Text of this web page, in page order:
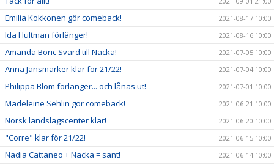
Emilia Kokkonen gör comeback! 2021-08-17 10:00
Ida Hultman förlänger! 2021-08-16 10:00
Amanda Boric Svärd till Nacka! 2021-07-05 10:00
Anna Jansmarker klar för 21/22! 2021-07-04 10:00
Philippa Blom förlänger... och lånas ut! 2021-07-01 10:00
Madeleine Sehlin gör comeback! 2021-06-21 10:00
Norsk landslagscenter klar! 2021-06-20 10:00
"Corre" klar för 21/22! 2021-06-15 10:00
Nadia Cattaneo + Nacka = sant! 2021-06-14 10:00